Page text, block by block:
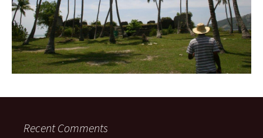
Recent Comments